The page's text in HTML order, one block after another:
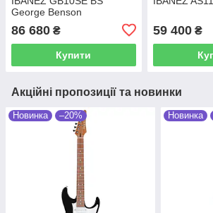
George Benson
86 680 ₴
Купити
59 400₴
Акційні пропозиції та новинки
Новинка –20% Новинка